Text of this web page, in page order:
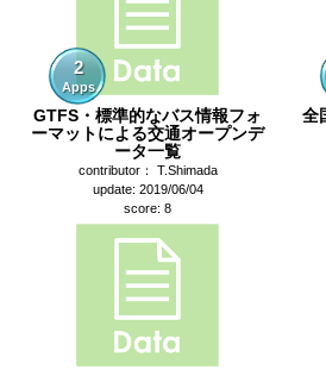
2
Apps
GTFS・標準的なバス情報フォ
ーマットによる交通オープンデ
ータ一覧
contributor： T.Shimada
update: 2019/06/04
score: 8
全